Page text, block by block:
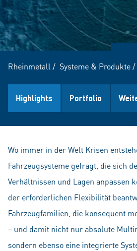
Rheinmetall / Systeme & Produkte/
Highlights Portfolio
Wo immer in der Welt Krisen
Fahrzeugsysteme gefragt, die sich
Verhältnissen und Lagen anpassen
der erforderlichen Flexibilität
Fahrzeugfamilien, die konsequent
– und damit nicht nur absolute
sondern ebenso eine integrierte